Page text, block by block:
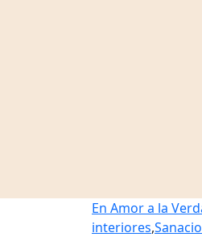
En Amor a la
interiores,